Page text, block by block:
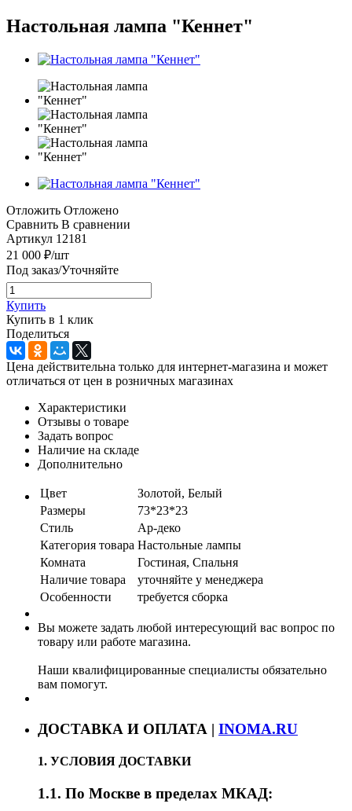
Настольная лампа "Кеннет"
Отложить Отложено
Сравнить В сравнении
Артикул 12181
21 000 ₽/шт
Под заказ/Уточняйте
Купить
Купить в 1 клик
Поделиться
Цена действительна только для интернет-магазина и может
отличаться от цен в розничных магазинах
Характеристики
Отзывы о товаре
Задать вопрос
Наличие на складе
Дополнительно
Цвет
Золотой, Белый
Размеры
73*23*23
Стиль
Ар-деко
Категория товара Настольные лампы
Комната
Гостиная, Спальня
Наличие товара
уточняйте у менеджера
Особенности
требуется сборка
Вы можете задать любой интересующий вас вопрос по
товару или работе магазина.
Наши квалифицированные специалисты обязательно
вам помогут.
ДОСТАВКА И ОПЛАТА | INOMA.RU
1. УСЛОВИЯ ДОСТАВКИ
1.1. По Москве в пределах МКАД: